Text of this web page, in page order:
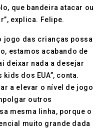
que bandeira atacar ou
explica. Felipe.
jogo das crianças possa
estamos acabando de
deixar nada a desejar
dos EUA”, conta.
a elevar o nível de jogo
outros
mesma linha, porque o
muito grande dada